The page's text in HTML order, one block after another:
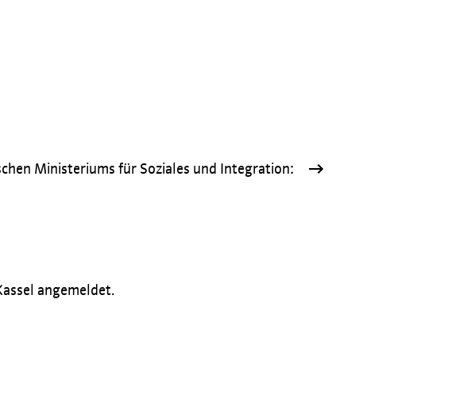
Ministeriums für Soziales und Integration:
angemeldet.